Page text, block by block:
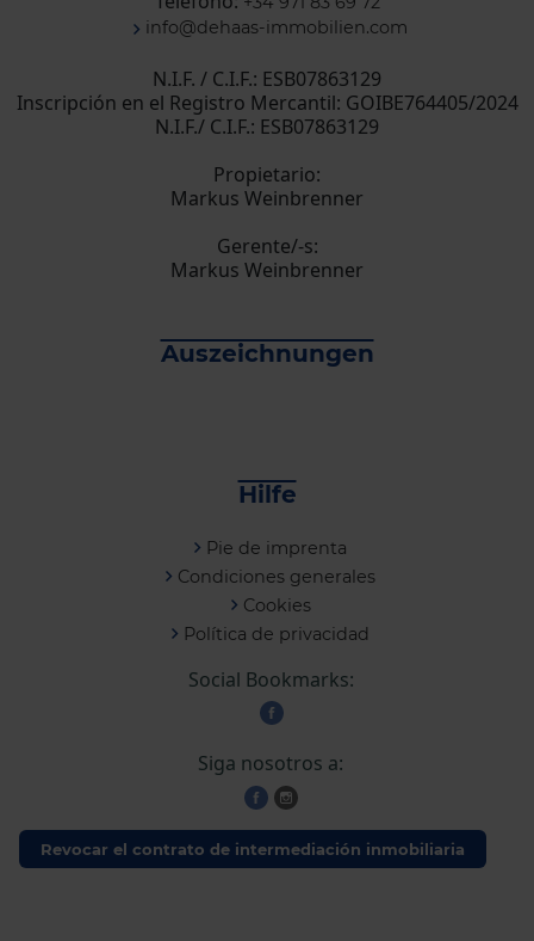
info@dehaas-immobilien.com
N.I.F. / C.I.F.: ESB07863129
Inscripción en el Registro Mercantil: GOIBE764405/2024
N.I.F./ C.I.F.: ESB07863129
Propietario:
Markus Weinbrenner
Gerente/-s:
Markus Weinbrenner
Auszeichnungen
Hilfe
Pie de imprenta
Condiciones generales
Cookies
Política de privacidad
Social Bookmarks:
Siga nosotros a:
Revocar el contrato de intermediación inmobiliaria